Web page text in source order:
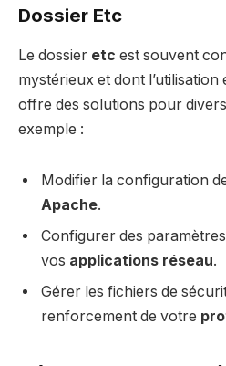
Dossier Etc
Le dossier etc est souvent
mystérieux et dont l’utilisation
offre des solutions pour
exemple :
Modifier la configuration
Apache.
Configurer des
vos applications réseau.
Gérer les fichiers de
renforcement de votre